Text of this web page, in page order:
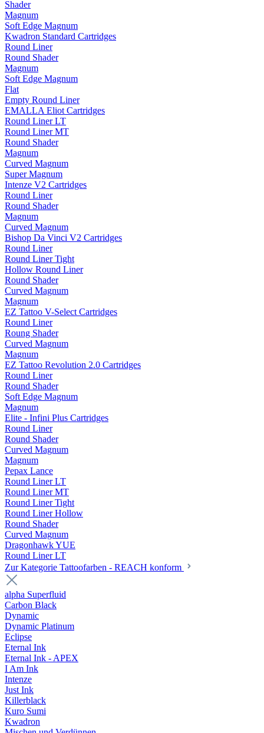
Shader
Magnum
Soft Edge Magnum
Kwadron Standard Cartridges
Round Liner
Round Shader
Magnum
Soft Edge Magnum
Flat
Empty Round Liner
EMALLA Eliot Cartridges
Round Liner LT
Round Liner MT
Round Shader
Magnum
Curved Magnum
Super Magnum
Intenze V2 Cartridges
Round Liner
Round Shader
Magnum
Curved Magnum
Bishop Da Vinci V2 Cartridges
Round Liner
Round Liner Tight
Hollow Round Liner
Round Shader
Curved Magnum
Magnum
EZ Tattoo V-Select Cartridges
Round Liner
Roung Shader
Curved Magnum
Magnum
EZ Tattoo Revolution 2.0 Cartridges
Round Liner
Round Shader
Soft Edge Magnum
Magnum
Elite - Infini Plus Cartridges
Round Liner
Round Shader
Curved Magnum
Magnum
Pepax Lance
Round Liner LT
Round Liner MT
Round Liner Tight
Round Liner Hollow
Round Shader
Curved Magnum
Dragonhawk YUE
Round Liner LT
Zur Kategorie Tattoofarben - REACH konform
alpha Superfluid
Carbon Black
Dynamic
Dynamic Platinum
Eclipse
Eternal Ink
Eternal Ink - APEX
I Am Ink
Intenze
Just Ink
Killerblack
Kuro Sumi
Kwadron